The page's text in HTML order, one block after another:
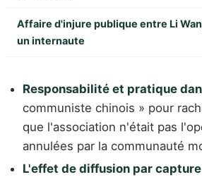
Affaire d'injure publique entre Li
un internaute
Responsabilité et pratique
communiste chinois » pour
que l'association n'était pas
annulées par la communauté
L'effet de diffusion par